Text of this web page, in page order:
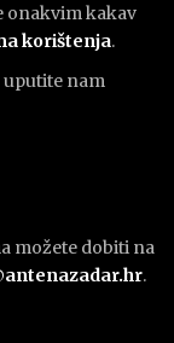
onakvim kakav
korištenja.
nam
možete dobiti na
.